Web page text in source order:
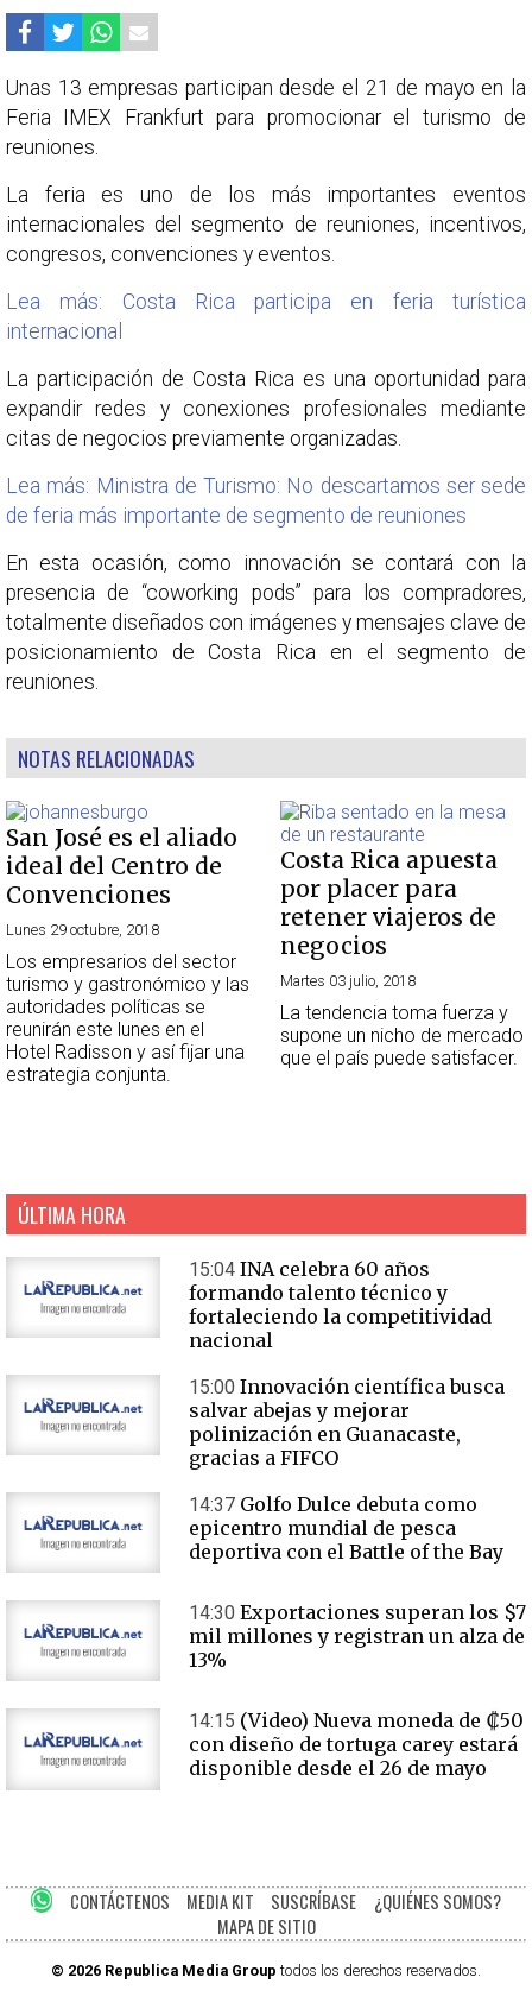
Unas 13 empresas participan desde el 21 de mayo en la
Feria IMEX Frankfurt para promocionar el turismo de
reuniones.
La feria es uno de los más importantes eventos
internacionales del segmento de reuniones, incentivos,
congresos, convenciones y eventos.
Lea más: Costa Rica participa en feria turística
internacional
La participación de Costa Rica es una oportunidad para
expandir redes y conexiones profesionales mediante
citas de negocios previamente organizadas.
Lea más: Ministra de Turismo: No descartamos ser sede
de feria más importante de segmento de reuniones
En esta ocasión, como innovación se contará con la
presencia de “coworking pods” para los compradores,
totalmente diseñados con imágenes y mensajes clave de
posicionamiento de Costa Rica en el segmento de
reuniones.
NOTAS RELACIONADAS
San José es el aliado
ideal del Centro de
Convenciones
Lunes 29 octubre, 2018
Los empresarios del sector
turismo y gastronómico y las
autoridades políticas se
reunirán este lunes en el
Hotel Radisson y así fijar una
estrategia conjunta.
Costa Rica apuesta
por placer para
retener viajeros de
negocios
Martes 03 julio, 2018
La tendencia toma fuerza y
supone un nicho de mercado
que el país puede satisfacer.
ÚLTIMA HORA
15:04 INA celebra 60 años
formando talento técnico y
fortaleciendo la competitividad
nacional
15:00 Innovación científica busca
salvar abejas y mejorar
polinización en Guanacaste,
gracias a FIFCO
14:37 Golfo Dulce debuta como
epicentro mundial de pesca
deportiva con el Battle of the Bay
14:30 Exportaciones superan los $7
mil millones y registran un alza de
13%
14:15 (Video) Nueva moneda de ₡50
con diseño de tortuga carey estará
disponible desde el 26 de mayo
CONTÁCTENOS MEDIA KIT SUSCRÍBASE
¿QUIÉNES SOMOS?
MAPA DE SITIO
© 2026 Republica Media Group todos los derechos reservados.